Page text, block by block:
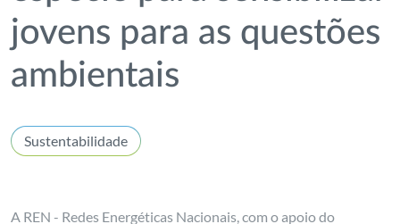
jovens para as questões
ambientais
Sustentabilidade
A REN - Redes Energéticas Nacionais, com o apoio do